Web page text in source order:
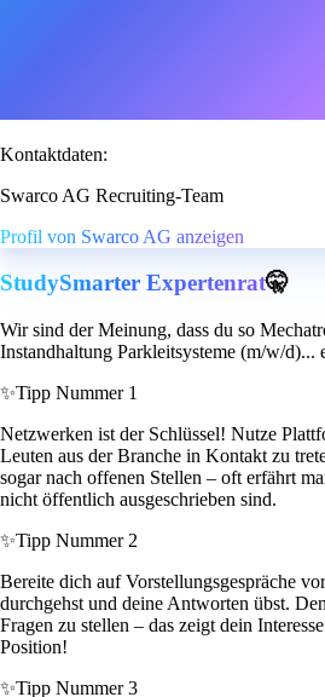
Kontaktdaten:
Swarco AG Recruiting-Team
Profil von Swarco AG anzeigen
StudySmarter Expertenrat🤫
Wir sind der Meinung, dass du so
Instandhaltung Parkleitsysteme (m/w/d)...
✨Tipp Nummer 1
Netzwerken ist der Schlüssel! Nutze
Leuten aus der Branche in Kontakt zu
sogar nach offenen Stellen – oft erfährt
nicht öffentlich ausgeschrieben sind.
✨Tipp Nummer 2
Bereite dich auf Vorstellungsgespräche
durchgehst und deine Antworten übst.
Fragen zu stellen – das zeigt dein
Position!
✨Tipp Nummer 3